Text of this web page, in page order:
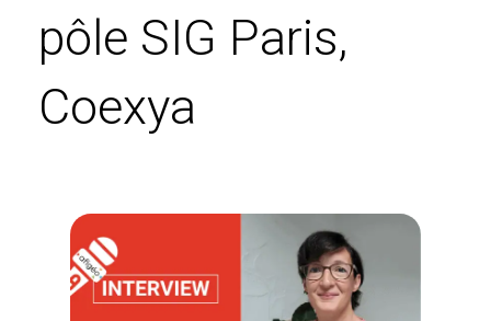
pôle SIG Paris,
Coexya